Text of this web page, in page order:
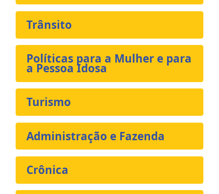
Trânsito
Políticas para a Mulher e para
a Pessoa Idosa
Turismo
Administração e Fazenda
Crônica